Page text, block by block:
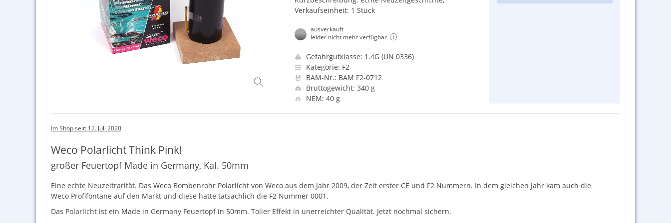
Verkaufseinheit: 1 Stück
ausverkauft
leider nicht mehr verfügbar
Gefahrgutklasse: 1.4G (UN 0336)
Kategorie: F2
BAM-Nr.: BAM F2-0712
Bruttogewicht: 340 g
NEM: 40 g
Im Shop seit: 12. Juli 2020
Weco Polarlicht Think Pink!
großer Feuertopf Made in Germany, Kal. 50mm
Eine echte Neuzeitrarität. Das Weco Bombenrohr Polarlicht von Weco aus dem Jahr 2009, der Zeit erster CE und F2 Nummern. In dem gleichen Jahr kam auch die
Weco Profifontäne auf den Markt und diese hatte tatsächlich die F2 Nummer 0001.
Das Polarlicht ist ein Made in Germany Feuertopf in 50mm. Toller Effekt in unerreichter Qualität. Jetzt nochmal sichern.